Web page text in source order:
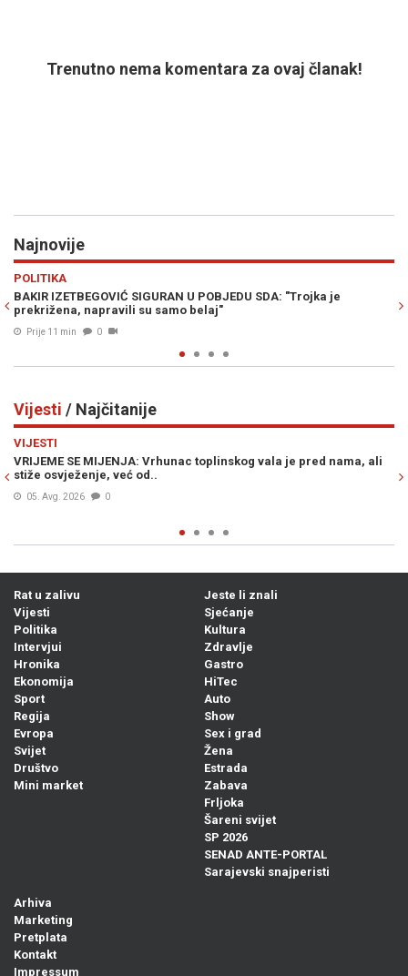
Trenutno nema komentara za ovaj članak!
Najnovije
je
POTVRĐENA OPTUŽNICA PROTIV SLUŽBENICE UIO BiH:
knjižila uplate i oštetila državu za 186.415 KM
Prije 18 min
Vijesti / Najčitanije
je pred nama, ali
ŠOKANTNE INFORMACIJE OSA-e: U BiH se nalaze
plaćenih UBICA, čekaju naredbe od...
Rat u zalivu
Vijesti
Politika
Intervjui
Hronika
Ekonomija
Sport
Regija
Evropa
Svijet
Društvo
Mini market
Jeste li znali
Sjećanje
Kultura
Zdravlje
Gastro
HiTec
Auto
Show
Sex i grad
Žena
Estrada
Zabava
Frljoka
Šareni svijet
SP 2026
SENAD ANTE-PORTAL
Sarajevski snajperisti
Arhiva
Marketing
Pretplata
Kontakt
Impressum